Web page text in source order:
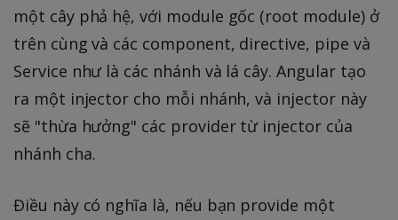
một cây phả hệ, với module gốc (root module) ở
trên cùng và các component, directive, pipe và
Service như là các nhánh và lá cây. Angular tạo
ra một injector cho mỗi nhánh, và injector này
sẽ "thừa hưởng" các provider từ injector của
nhánh cha.
Điều này có nghĩa là, nếu bạn provide một